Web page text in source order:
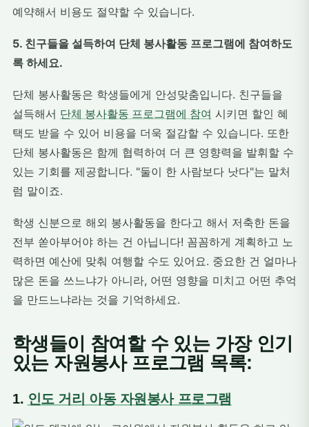
예약해서 비용도 절약할 수 있습니다.
5. 친구들을 설득하여 단체 봉사활동 프로그램에 참여하도
록 하세요.
단체 봉사활동은 학생들에게 안성맞춤입니다. 친구들을
설득해서 단체 봉사활동 프로그램에 참여 시키면 할인 혜
택도 받을 수 있어 비용을 더욱 절감할 수 있습니다. 또한
단체 봉사활동은 함께 협력하여 더 큰 영향력을 발휘할 수
있는 기회를 제공합니다. "둘이 한 사람보다 낫다"는 말처
럼 말이죠.
학생 신분으로 해외 봉사활동을 한다고 해서 저축한 돈을
전부 쏟아부어야 하는 건 아닙니다! 꼼꼼하게 계획하고 노
력하면 예산에 맞춰 여행할 수도 있어요. 중요한 건 얼마나
많은 돈을 쓰느냐가 아니라, 어떤 영향을 미치고 어떤 추억
을 만드느냐라는 것을 기억하세요.
학생들이 참여할 수 있는 가장 인기
있는 자원봉사 프로그램 목록:
1. 인도 거리 아동 자원봉사 프로그램